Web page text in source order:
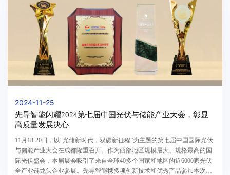
2024-11-25
先导智能闪耀2024第七届中国光伏与储能产业大会，彰显
高质量发展决心
11月18-20日，以“光储新时代，双碳新征程”为主题的第七届中国国际光伏
与储能产业大会在成都隆重召开。作为西部地区规模最大、规格最高的国
际光伏盛会，本届展会吸引了来自全球40多个国家和地区的近6000家光伏
全产业链龙头企业参展。先导智能携多项创新技术和优秀产品参加本次展